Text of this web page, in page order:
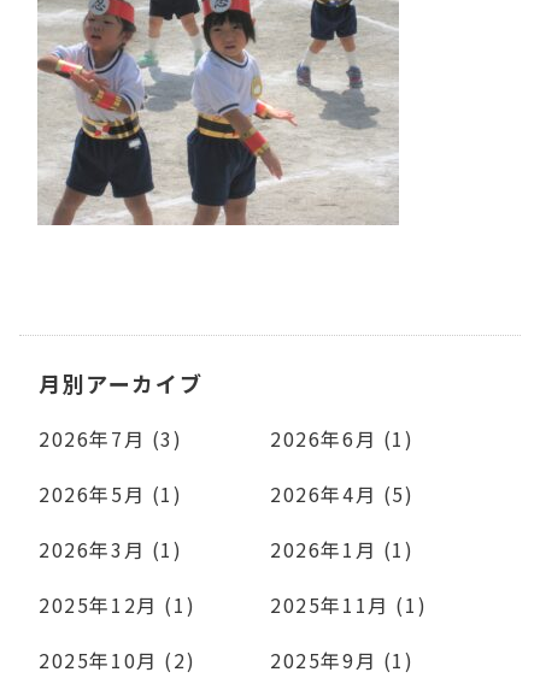
月別アーカイブ
2026年7月 (3)
2026年6月 (1)
2026年5月 (1)
2026年4月 (5)
2026年3月 (1)
2026年1月 (1)
2025年12月 (1)
2025年11月 (1)
2025年10月 (2)
2025年9月 (1)